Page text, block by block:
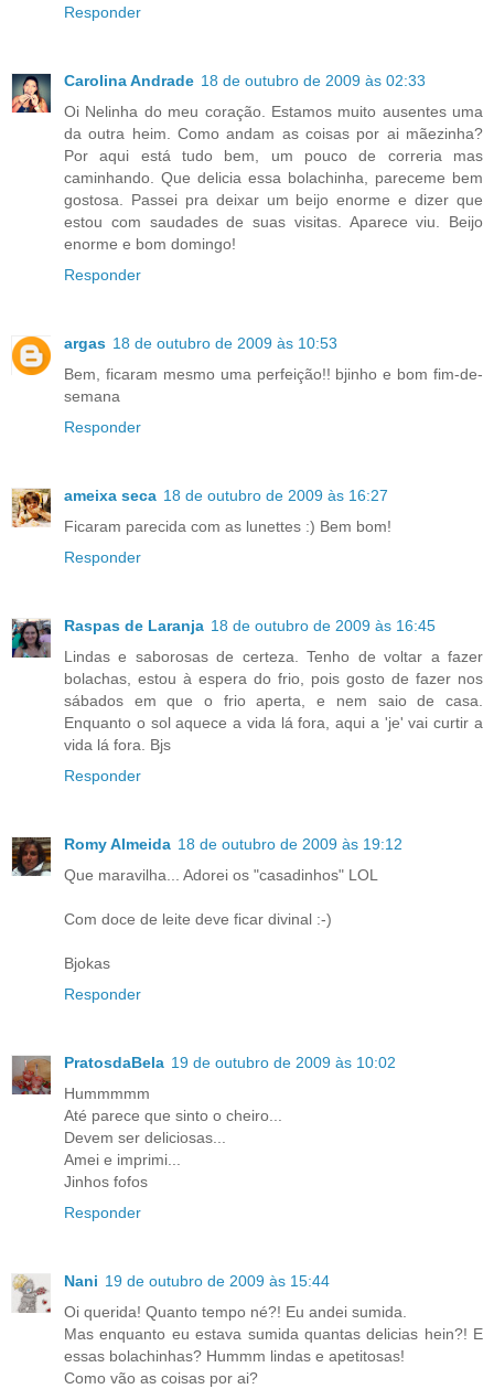
Responder
Carolina Andrade 18 de outubro de 2009 às 02:33
Oi Nelinha do meu coração. Estamos muito ausentes uma
da outra heim. Como andam as coisas por ai mãezinha?
Por aqui está tudo bem, um pouco de correria mas
caminhando. Que delicia essa bolachinha, pareceme bem
gostosa. Passei pra deixar um beijo enorme e dizer que
estou com saudades de suas visitas. Aparece viu. Beijo
enorme e bom domingo!
Responder
argas 18 de outubro de 2009 às 10:53
Bem, ficaram mesmo uma perfeição!! bjinho e bom fim-de-
semana
Responder
ameixa seca 18 de outubro de 2009 às 16:27
Ficaram parecida com as lunettes :) Bem bom!
Responder
Raspas de Laranja 18 de outubro de 2009 às 16:45
Lindas e saborosas de certeza. Tenho de voltar a fazer
bolachas, estou à espera do frio, pois gosto de fazer nos
sábados em que o frio aperta, e nem saio de casa.
Enquanto o sol aquece a vida lá fora, aqui a 'je' vai curtir a
vida lá fora. Bjs
Responder
Romy Almeida 18 de outubro de 2009 às 19:12
Que maravilha... Adorei os "casadinhos" LOL
Com doce de leite deve ficar divinal :-)
Bjokas
Responder
PratosdaBela 19 de outubro de 2009 às 10:02
Hummmmm
Até parece que sinto o cheiro...
Devem ser deliciosas...
Amei e imprimi...
Jinhos fofos
Responder
Nani 19 de outubro de 2009 às 15:44
Oi querida! Quanto tempo né?! Eu andei sumida.
Mas enquanto eu estava sumida quantas delicias hein?! E
essas bolachinhas? Hummm lindas e apetitosas!
Como vão as coisas por ai?